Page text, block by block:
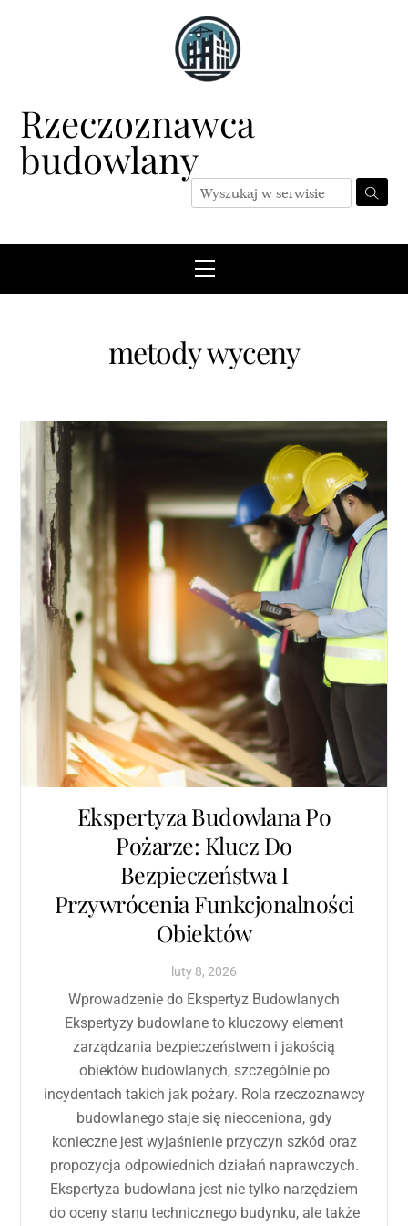
Rzeczoznawca
budowlany
Menu
metody wyceny
Ekspertyza Budowlana Po
Pożarze: Klucz Do
Bezpieczeństwa I
Przywrócenia Funkcjonalności
Obiektów
luty 8, 2026
Wprowadzenie do Ekspertyz Budowlanych
Ekspertyzy budowlane to kluczowy element
zarządzania bezpieczeństwem i jakością
obiektów budowlanych, szczególnie po
incydentach takich jak pożary. Rola rzeczoznawcy
budowlanego staje się nieoceniona, gdy
konieczne jest wyjaśnienie przyczyn szkód oraz
propozycja odpowiednich działań naprawczych.
Ekspertyza budowlana jest nie tylko narzędziem
do oceny stanu technicznego budynku, ale także